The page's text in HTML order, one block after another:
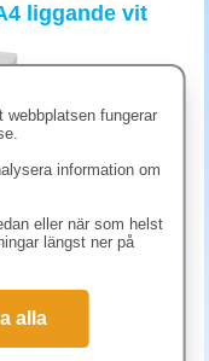
liggande vit
fungerar
information om
eller när som helst
längst ner på
alla